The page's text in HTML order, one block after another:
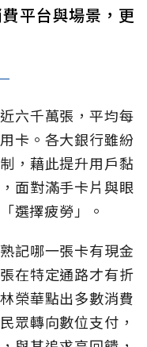
平台與場景，更
六千萬張，平均每
卡。各大銀行雖紛
，藉此提升用戶黏
面對滿手卡片與眼
選擇疲勞」。
記哪一張卡有現金
在特定通路才有折
榮華點出多數消費
眾轉向數位支付，